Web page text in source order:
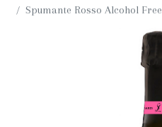
Spumante Rosso Alcohol Free